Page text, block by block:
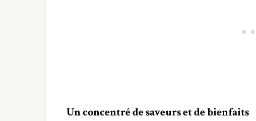
Un concentré de saveurs et de bienfaits